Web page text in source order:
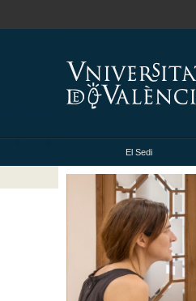
El Sedi